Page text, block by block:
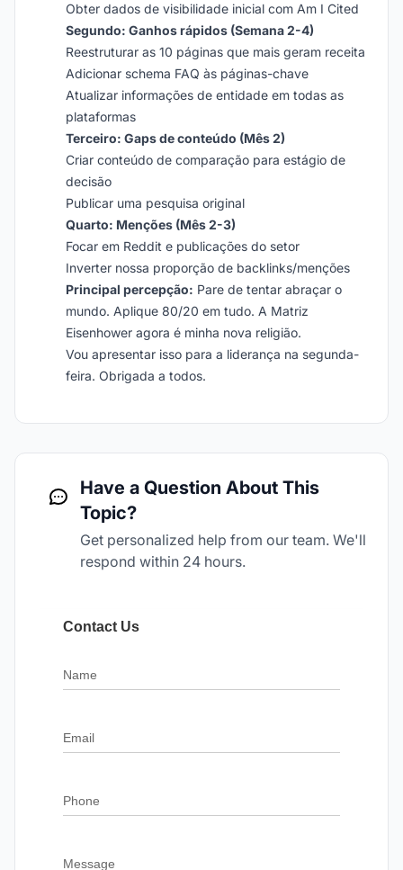
Obter dados de visibilidade inicial com Am I Cited
Segundo: Ganhos rápidos (Semana 2-4)
Reestruturar as 10 páginas que mais geram receita
Adicionar schema FAQ às páginas-chave
Atualizar informações de entidade em todas as
plataformas
Terceiro: Gaps de conteúdo (Mês 2)
Criar conteúdo de comparação para estágio de
decisão
Publicar uma pesquisa original
Quarto: Menções (Mês 2-3)
Focar em Reddit e publicações do setor
Inverter nossa proporção de backlinks/menções
Principal percepção: Pare de tentar abraçar o
mundo. Aplique 80/20 em tudo. A Matriz
Eisenhower agora é minha nova religião.
Vou apresentar isso para a liderança na segunda-
feira. Obrigada a todos.
Have a Question About This
Topic?
Get personalized help from our team. We'll
respond within 24 hours.